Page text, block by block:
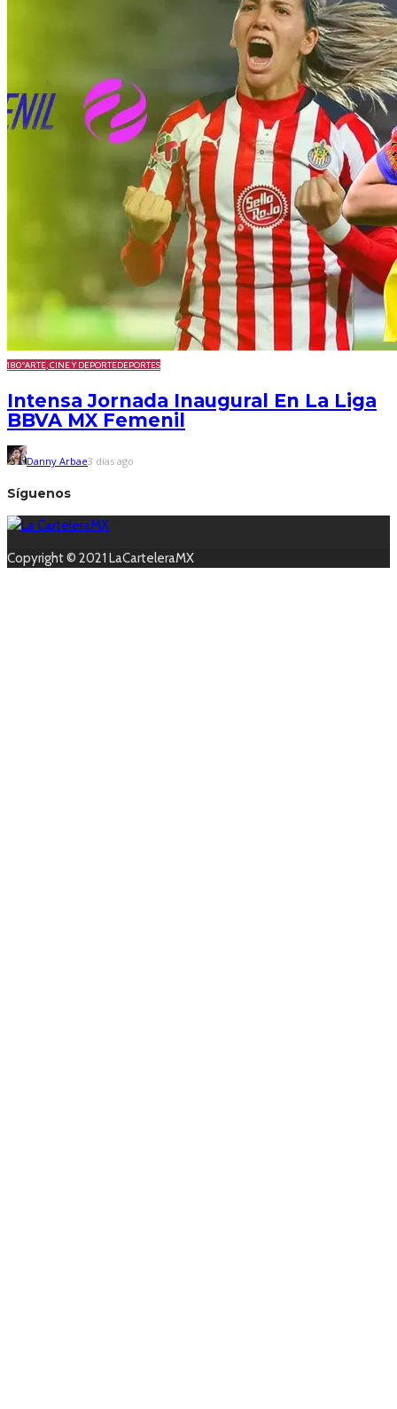
180ºARTE, CINE Y DEPORTEDEPORTES
Intensa Jornada Inaugural En La Liga
BBVA MX Femenil
Danny Arbae3 días ago
Síguenos
Copyright © 2021 LaCarteleraMX